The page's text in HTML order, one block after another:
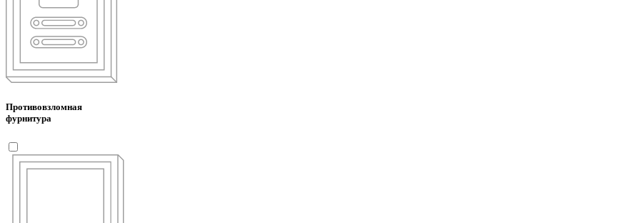
Противовзломная
фурнитура